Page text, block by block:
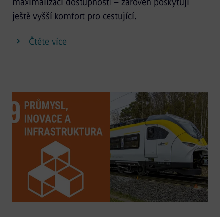
maximalizací dostupnosti – zároveň poskytují
ještě vyšší komfort pro cestující.
Čtěte více